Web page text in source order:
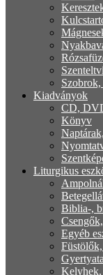
Kiadványok
CD,
Könyv
Liturgikus
Biblia-,
Egyéb